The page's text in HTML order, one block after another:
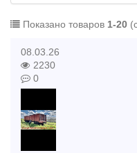
Показано товаров 1-20
08.03.26
2230
0